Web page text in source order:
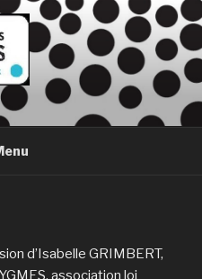
d’Isabelle GRIMBERT,
association loi